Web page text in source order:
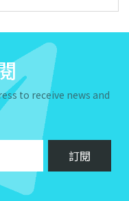
to receive news and